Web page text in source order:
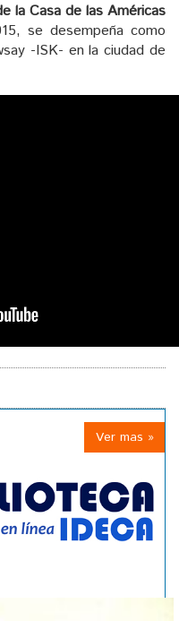
la Casa de las Américas
se desempeña como
-ISK- en la ciudad de
Ver mas »